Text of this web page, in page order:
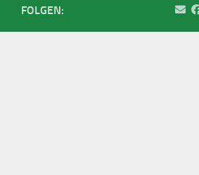
FOLGEN: